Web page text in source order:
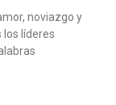
noviazgo y
los líderes